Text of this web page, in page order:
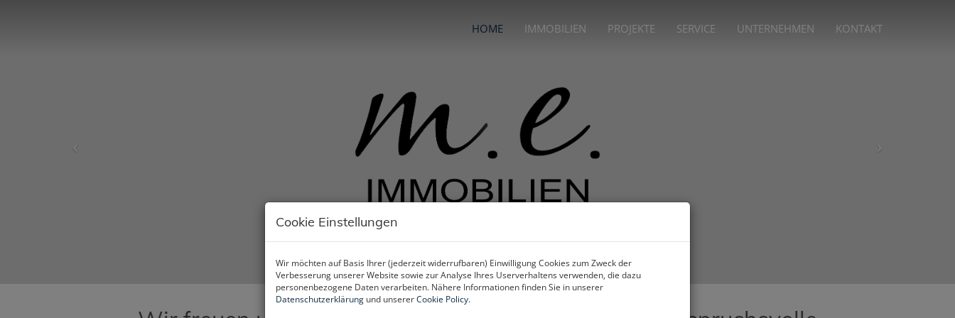
HOME IMMOBILIEN PROJEKTE SERVICE UNTERNEHMEN KONTAKT
Cookie Einstellungen
Wir möchten auf Basis Ihrer (jederzeit widerrufbaren) Einwilligung Cookies zum Zweck der
Verbesserung unserer Website sowie zur Analyse Ihres Userverhaltens verwenden, die dazu
personenbezogene Daten verarbeiten. Nähere Informationen finden Sie in unserer
Datenschutzerklärung und unsererCookie Policy.